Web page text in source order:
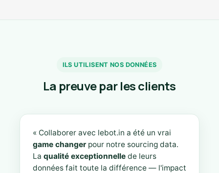
ILS UTILISENT NOS DONNÉES
La preuve par les clients
« Collaborer avec lebot.in a été un vrai
game changer pour notre sourcing data.
La qualité exceptionnelle de leurs
données fait toute la différence — l'impact